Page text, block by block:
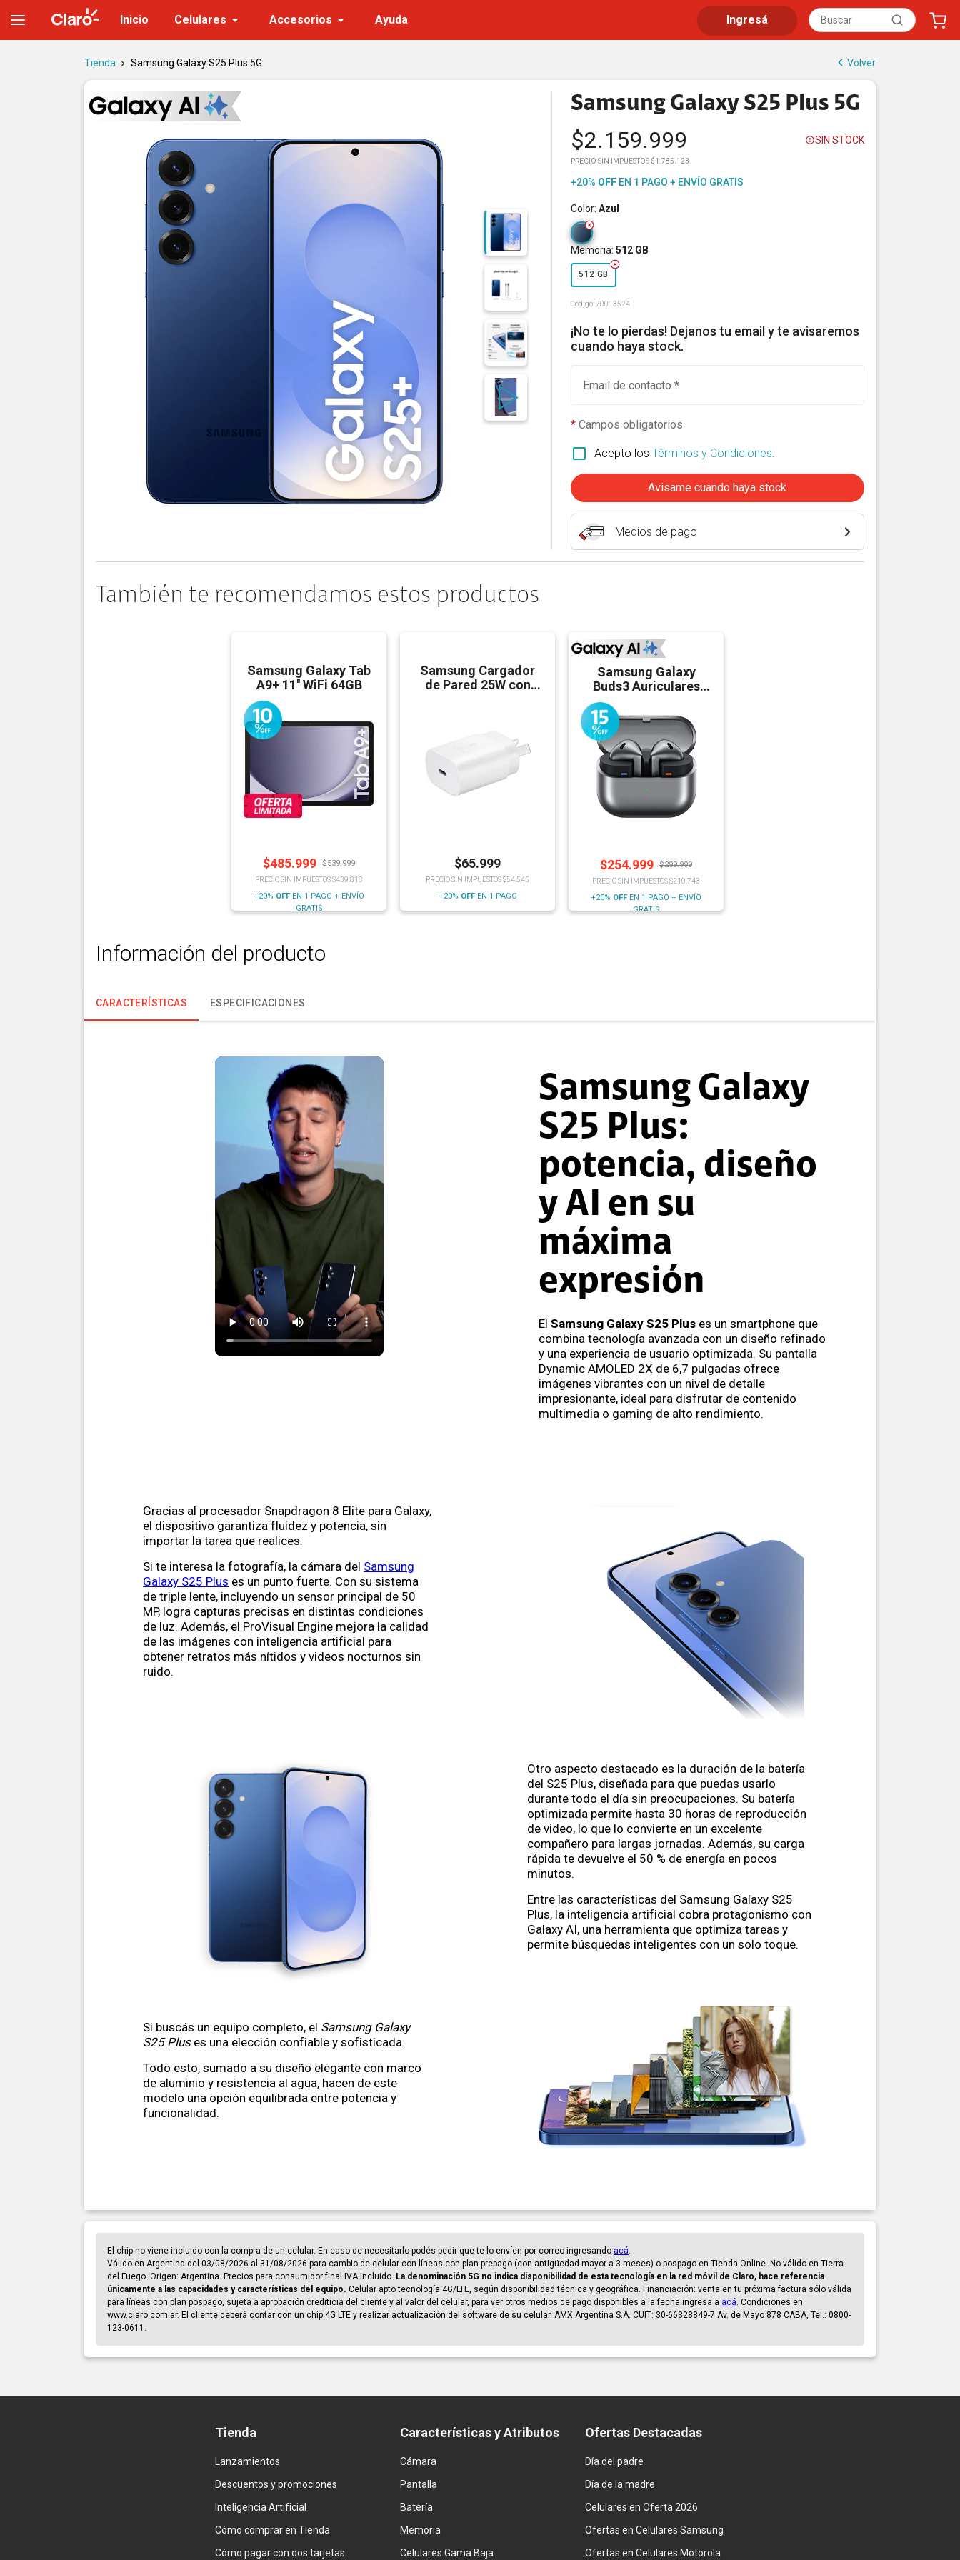
Inicio Celulares Accesorios Ayuda Ingresá
Tienda Samsung Galaxy S25 Plus 5G Volver
Samsung Galaxy S25 Plus 5G
$2.159.999 SIN STOCK
PRECIO SIN IMPUESTOS $1.785.123
+20% OFFEN 1 PAGO + ENVÍO GRATIS
Color: Azul
Memoria: 512 GB
512 GB
Código:70013524
¡No te lo pierdas! Dejanos tu email y te avisaremos
cuando haya stock.
Email de contacto *
* Campos obligatorios
Acepto los Términos y Condiciones.
Avisame cuando haya stock
Medios de pago
También te recomendamos estos productos
Samsung Galaxy Tab
A9+ 11'' WiFi 64GB
$485.999 $539.999
PRECIO SIN IMPUESTOS $439.818
+20% OFF EN 1 PAGO + ENVÍO
GRATIS
Samsung Cargador
de Pared 25W con
$65.999
PRECIO SIN IMPUESTOS $54.545
+20% OFFEN 1 PAGO
Samsung Galaxy
Buds3 Auriculares
$254.999 $299.999
PRECIO SIN IMPUESTOS $210.743
+20% OFF EN 1 PAGO + ENVÍO
GRATIS
Información del producto
CARACTERÍSTICAS ESPECIFICACIONES
Samsung Galaxy
S25 Plus:
potencia, diseño
y AI en su
máxima
expresión
ElSamsung Galaxy S25 Plus es un smartphone que
combina tecnología avanzada con un diseño refinado
y una experiencia de usuario optimizada. Su pantalla
Dynamic AMOLED 2X de 6,7 pulgadas ofrece
imágenes vibrantes con un nivel de detalle
impresionante, ideal para disfrutar de contenido
multimedia o gaming de alto rendimiento.
Gracias al procesador Snapdragon 8 Elite para Galaxy,
el dispositivo garantiza fluidez y potencia, sin
importar la tarea que realices.
Si te interesa la fotografía, la cámara del Samsung
Galaxy S25 Plus es un punto fuerte. Con su sistema
de triple lente, incluyendo un sensor principal de 50
MP, logra capturas precisas en distintas condiciones
de luz. Además, el ProVisual Engine mejora la calidad
de las imágenes con inteligencia artificial para
obtener retratos más nítidos y videos nocturnos sin
ruido.
Otro aspecto destacado es la duración de la batería
del S25 Plus, diseñada para que puedas usarlo
durante todo el día sin preocupaciones. Su batería
optimizada permite hasta 30 horas de reproducción
de video, lo que lo convierte en un excelente
compañero para largas jornadas. Además, su carga
rápida te devuelve el 50 % de energía en pocos
minutos.
Entre las características del Samsung Galaxy S25
Plus, la inteligencia artificial cobra protagonismo con
Galaxy AI, una herramienta que optimiza tareas y
permite búsquedas inteligentes con un solo toque.
Si buscás un equipo completo, el Samsung Galaxy
S25 Pluses una elección confiable y sofisticada.
Todo esto, sumado a su diseño elegante con marco
de aluminio y resistencia al agua, hacen de este
modelo una opción equilibrada entre potencia y
funcionalidad.
El chip no viene incluido con la compra de un celular. En caso de necesitarlo podés pedir que te lo envíen por correo ingresando acá
Válido en Argentina del 03/08/2026 al 31/08/2026 para cambio de celular con líneas con plan prepago (con antigüedad mayor a 3 meses) o pospago en Tienda Online. No válido en Tierra
del Fuego. Origen: Argentina. Precios para consumidor final IVA incluido. La denominación 5G no indica disponibilidad de esta tecnología en la red móvil de Claro, hace referencia
únicamente a las capacidades y características del equipo. Celular apto tecnología 4G/LTE, según disponibilidad técnica y geográfica. Financiación: venta en tu próxima factura sólo válida
para líneas con plan pospago, sujeta a aprobación crediticia del cliente y al valor del celular, para ver otros medios de pago disponibles a la fecha ingresa a acá . Condiciones en
www.claro.com.ar. El cliente deberá contar con un chip 4G LTE y realizar actualización del software de su celular. AMX Argentina S.A. CUIT: 30-66328849-7 Av. de Mayo 878 CABA, Tel.: 0800-
123-0611.
Tienda
Lanzamientos
Descuentos y promociones
Inteligencia Artificial
Cómo comprar en Tienda
Cómo pagar con dos tarjetas
Características y Atributos
Cámara
Pantalla
Batería
Memoria
Celulares Gama Baja
Ofertas Destacadas
Día del padre
Día de la madre
Celulares en Oferta 2026
Ofertas en Celulares Samsung
Ofertas en Celulares Motorola
Samsung Galaxy S25 Plus 5G | Tienda Claro